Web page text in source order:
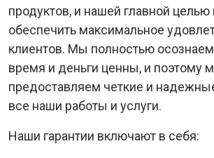
продуктов, и нашей главной
обеспечить максимальное
клиентов. Мы полностью
время и деньги ценны, и поэтому
предоставляем четкие и
все наши работы и услуги.
Наши гарантии включают в себя: